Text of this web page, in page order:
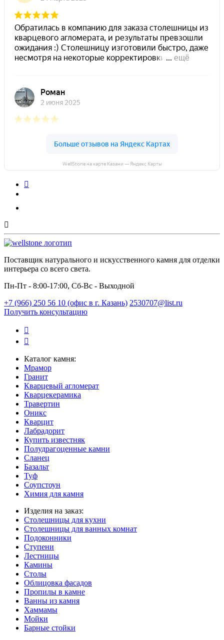
WellStone на карте Казани — Яндекс Карты
Поставщик натурального и искусственного камня для отделки
интерьера со всего света.
Пн-Пт - 8:00-17:00, Сб-Вс - Выходной
+7 (966) 250 56 10 (офис в г. Казань) 2530707@list.ru
Получить консультацию
Каталог камня:
Мрамор
Гранит
Кварцевый агломерат
Кварцекерамика
Травертин
Оникс
Кварцит
Лабрадорит
Купить известняк
Полудрагоценные камни
Сланец
Базальт
Туф
Соупстоун
Химия для камня
Изделия на заказ:
Столешницы для кухни
Столешницы для ванных комнат
Подоконники
Ступени
Лестницы
Камины
Столы
Облицовка фасадов
Пропилы в камне
Ванны из камня
Хаммамы
Мойки
Барные стойки